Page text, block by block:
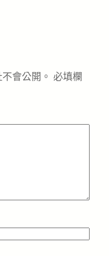
會公開。 必填欄